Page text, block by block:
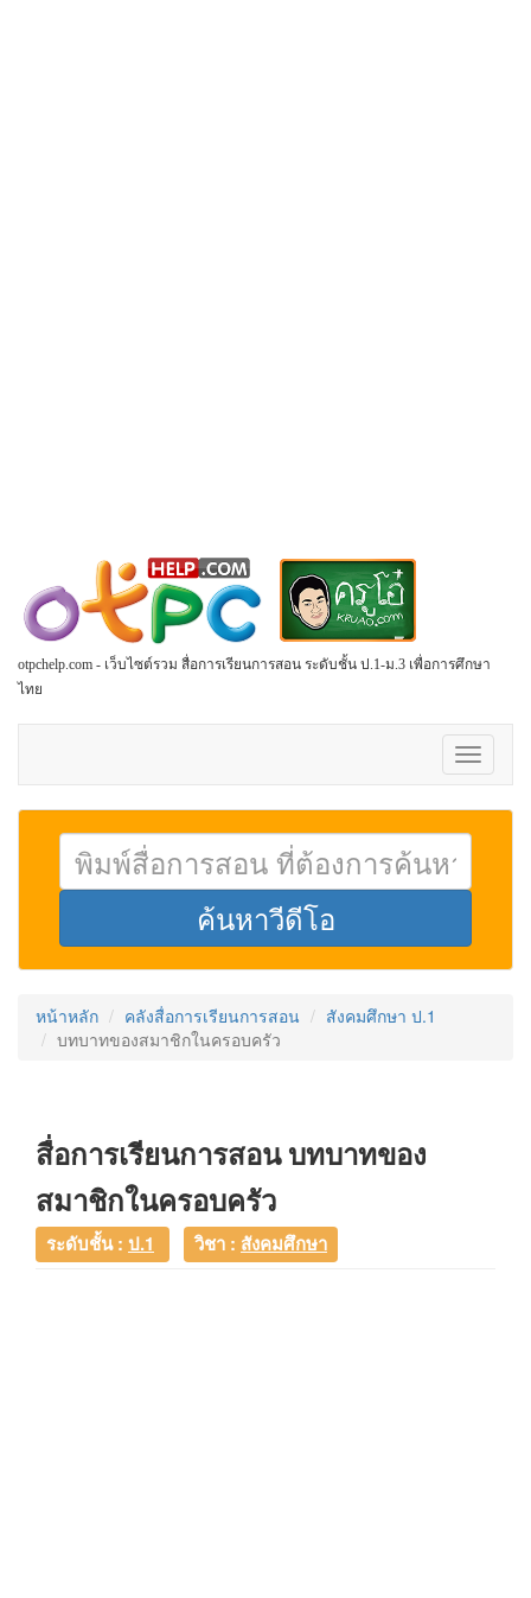
otpchelp.com - เว็บไซต์รวม สื่อการเรียนการสอน ระดับชั้น ป.1-ม.3 เพื่อการศึกษา
ไทย
Toggle
หน้าหลัก คลังสื่อการเรียนการสอน
สังคมศึกษา ป.1
บทบาทของสมาชิกในครอบครัว
สื่อการเรียนการสอน บทบาทของ
สมาชิกในครอบครัว
ระดับชั้น : ป.1 วิชา : สังคมศึกษา